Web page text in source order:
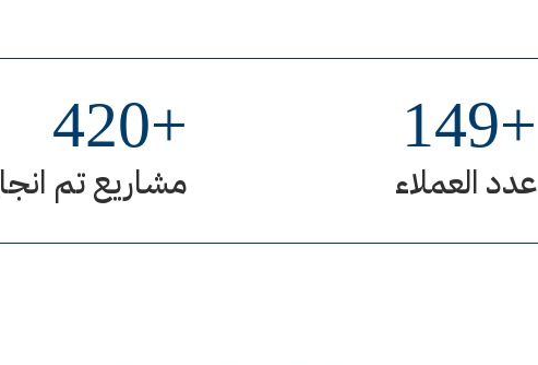
عدد العملاء
+
149
مشاريع تم
+
420